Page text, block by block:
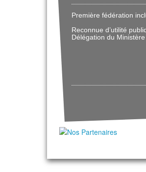
Première fédération
Reconnue d’utilité
Délégation du